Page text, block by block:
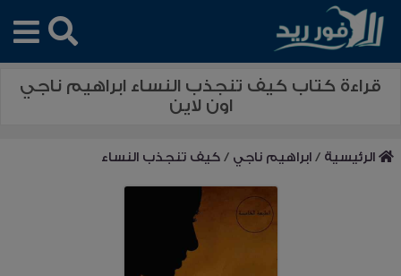
قراءة كتاب كيف تنجذب النساء ابراهيم ناجي
اون لاين
الرئيسية /ابراهيم ناجي /كيف تنجذب النساء